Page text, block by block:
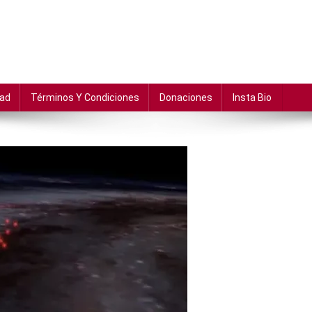
Términos Y Condiciones Donaciones Insta Bio